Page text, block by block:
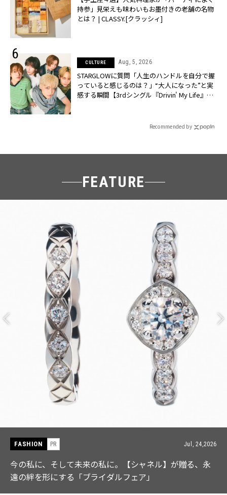
持参」見栄えも味わいもお墨付きの老舗の名物
とは？ | CLASSY.[クラッシィ]
CULTURE Aug, 5, 2026
STARGLOWに質問「人生のハンドルを自分で握
っていると感じるのは？」“大️人になった”と実
感する瞬間【3rdシングル『Drivin' My Life』発
Recommended by
FEATURE
FASHION PR Jul, 15,2026
【ICB】人気インフルエンサーと共同制作! 週5で着たく
なる「名品ブラウス」２選